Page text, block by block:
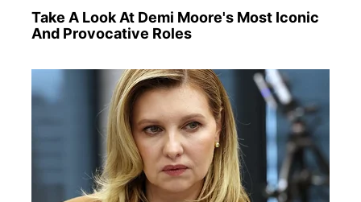
Take A Look At Demi Moore's Most Iconic
And Provocative Roles